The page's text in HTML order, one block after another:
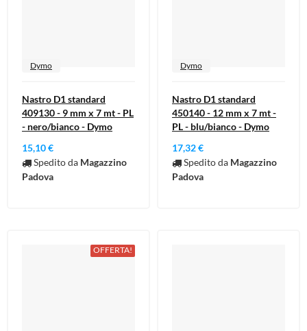
Dymo
Nastro D1 standard
409130 - 9 mm x 7 mt - PL
- nero/bianco - Dymo
15,10 €
Spedito da Magazzino
Padova
Dymo
Nastro D1 standard
450140 - 12 mm x 7 mt -
PL - blu/bianco - Dymo
17,32 €
Spedito da Magazzino
Padova
OFFERTA!